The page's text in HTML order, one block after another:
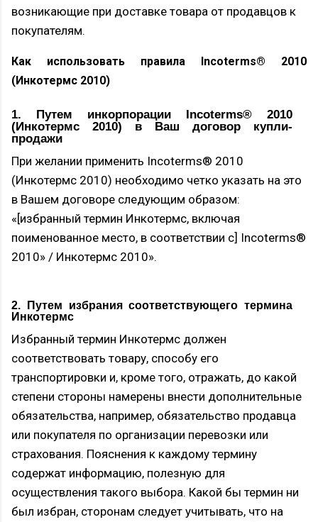
возникающие при доставке товара от продавцов к
покупателям.
Как использовать правила Incoterms® 2010
(Инкотермс 2010)
1. Путем инкорпорации Incoterms® 2010
(Инкотермс 2010) в Ваш договор купли-
продажи
При желании применить Incoterms® 2010
(Инкотермс 2010) необходимо четко указать на это
в Вашем договоре следующим образом:
«[избранный термин Инкотермс, включая
поименованное место, в соответствии с] Incoterms®
2010» / Инкотермс 2010».
2. Путем избрания соответствующего термина
Инкотермс
Избранный термин Инкотермс должен
соответствовать товару, способу его
транспортировки и, кроме того, отражать, до какой
степени стороны намерены внести дополнительные
обязательства, например, обязательство продавца
или покупателя по организации перевозки или
страхования. Пояснения к каждому термину
содержат информацию, полезную для
осуществления такого выбора. Какой бы термин ни
был избран, сторонам следует учитывать, что на